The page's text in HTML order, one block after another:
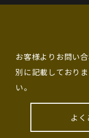
お客様よりお問い
別に記載しており
い。
よ